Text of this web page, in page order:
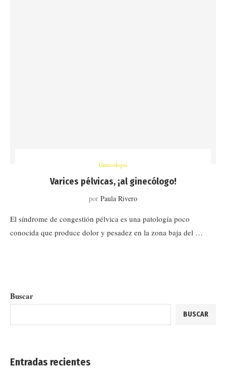
Ginecología
Varices pélvicas, ¡al ginecólogo!
por Paula Rivero
El síndrome de congestión pélvica es una patología poco
conocida que produce dolor y pesadez en la zona baja del …
Buscar
BUSCAR
Entradas recientes